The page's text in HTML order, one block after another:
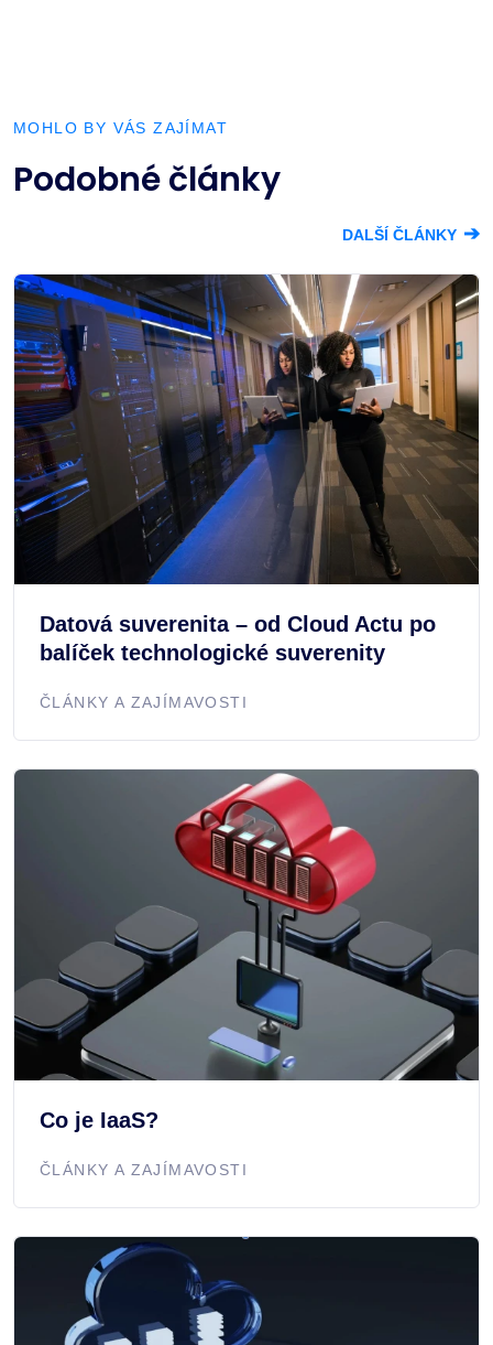
MOHLO BY VÁS ZAJÍMAT
Podobné články
DALŠÍ ČLÁNKY ➔
Datová suverenita – od Cloud Actu po
balíček technologické suverenity
ČLÁNKY A ZAJÍMAVOSTI
Co je IaaS?
ČLÁNKY A ZAJÍMAVOSTI